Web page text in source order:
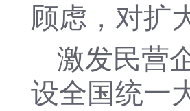
顾虑，对扩
激发民营
设全国统一